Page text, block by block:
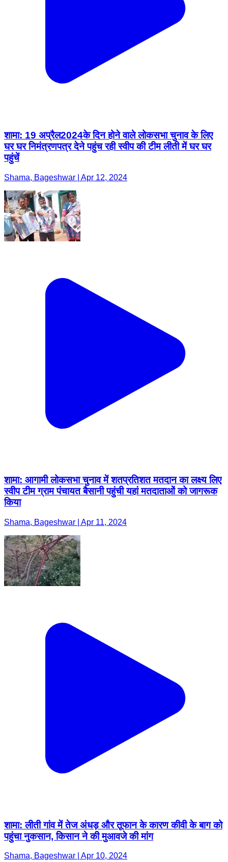
शामा: 19 अप्रैल2024के दिन होने वाले लोकसभा चुनाव के लिए
घर घर निमंत्रणपत्र देने पहुंच रही स्वीप की टीम लीती में घर घर
पहुंचें
Shama, Bageshwar | Apr 12, 2024
शामा: आगामी लोकसभा चुनाव में शतप्रतिशत मतदान का लक्ष्य लिए
स्वीप टीम ग्राम पंचायत बैसानी पहुंची यहां मतदाताओं को जागरूक
किया
Shama, Bageshwar | Apr 11, 2024
शामा: लीती गांव में तेज अंधड़ और तूफान के कारण कीवी के बाग को
पहुंचा नुकसान, किसान ने की मुआवजे की मांग
Shama, Bageshwar | Apr 10, 2024